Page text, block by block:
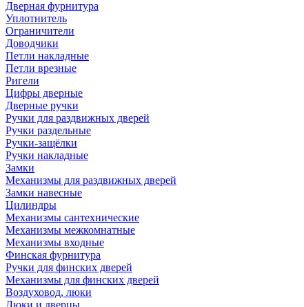
Дверная фурнитура
Уплотнитель
Ограничители
Доводчики
Петли накладные
Петли врезные
Ригели
Цифры дверные
Дверные ручки
Ручки для раздвижных дверей
Ручки раздельные
Ручки-защёлки
Ручки накладные
Замки
Механизмы для раздвижных дверей
Замки навесные
Цилиндры
Механизмы сантехнические
Механизмы межкомнатные
Механизмы входные
Финская фурнитура
Ручки для финских дверей
Механизмы для финских дверей
Воздуховод, люки
Люки и дверцы